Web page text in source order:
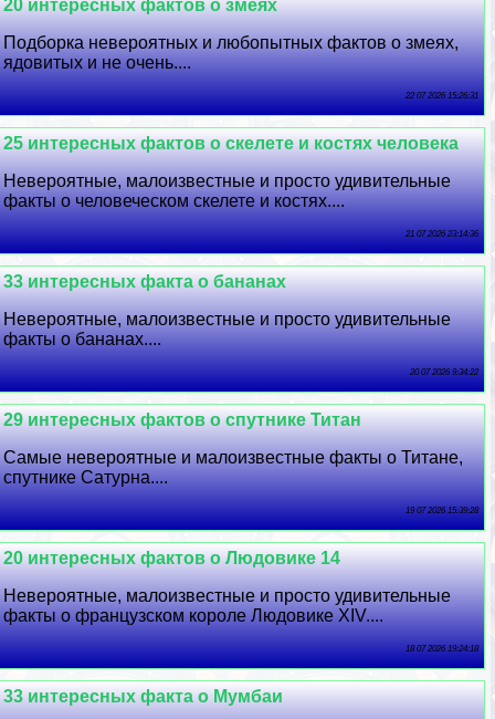
20 интересных фактов о змеях
Подборка невероятных и любопытных фактов о змеях,
ядовитых и не очень....
22 07 2026 15:26:31
25 интересных фактов о скелете и костях человека
Невероятные, малоизвестные и просто удивительные
факты о человеческом скелете и костях....
21 07 2026 23:14:36
33 интересных факта о бананах
Невероятные, малоизвестные и просто удивительные
факты о бананах....
20 07 2026 9:34:22
29 интересных фактов о спутнике Титан
Самые невероятные и малоизвестные факты о Титане,
спутнике Сатурна....
19 07 2026 15:39:28
20 интересных фактов о Людовике 14
Невероятные, малоизвестные и просто удивительные
факты о французском короле Людовике XIV....
18 07 2026 19:24:18
33 интересных факта о Мумбаи